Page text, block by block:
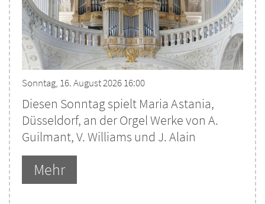
Sonntag, 16. August 2026 16:00
Diesen Sonntag spielt Maria Astania,
Düsseldorf, an der Orgel Werke von A.
Guilmant, V. Williams und J. Alain
Mehr